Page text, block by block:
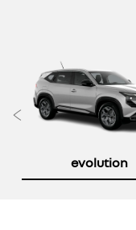
evolution